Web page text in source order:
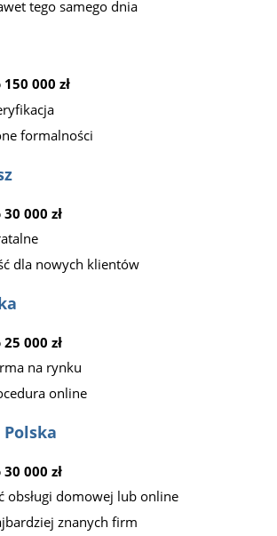
tego samego dnia
000 zł
formalności
000 zł
dla nowych klientów
000 zł
na rynku
online
000 zł
obsługi domowej lub online
znanych firm